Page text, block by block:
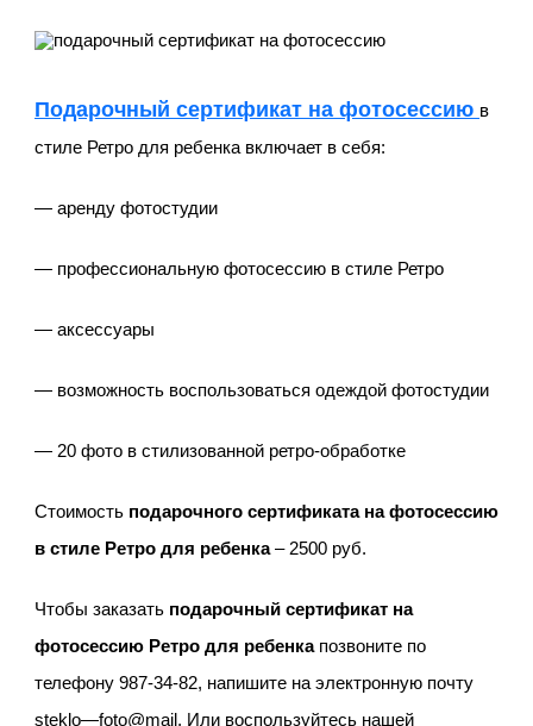
Подарочный сертификат на фотосессию в
стиле Ретро для ребенка включает в себя:
— аренду фотостудии
— профессиональную фотосессию в стиле Ретро
— аксессуары
— возможность воспользоваться одеждой фотостудии
— 20 фото в стилизованной ретро-обработке
Стоимость подарочного сертификата на фотосессию
в стиле Ретро для ребенка– 2500 руб.
Чтобы заказать подарочный сертификат на
фотосессию Ретро для ребенка позвоните по
телефону 987-34-82, напишите на электронную почту
steklo—foto@mail. Или воспользуйтесь нашей